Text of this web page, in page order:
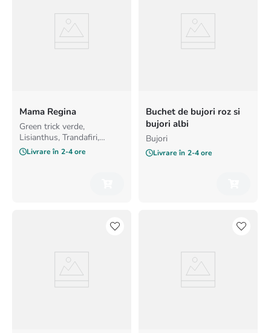
Mama Regina
Green trick verde,
Lisianthus, Trandafiri,
Minirosa, Bujor
Livrare în 2-4 ore
Buchet de bujori roz si
bujori albi
Bujori
Livrare în 2-4 ore